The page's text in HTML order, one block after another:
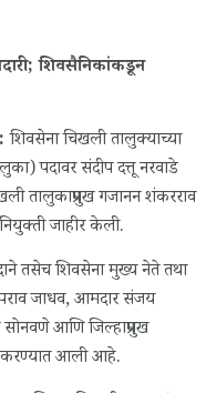
शिवसैनिकांकडून
शिवसेना चिखली तालुक्याच्या
पदावर संदीप दत्तू नरवाडे
तालुकाप्रमुख गजानन शंकरराव
जाहीर केली.
तसेच शिवसेना मुख्य नेते तथा
जाधव, आमदार संजय
आणि जिल्हाप्रमुख
करण्यात आली आहे.